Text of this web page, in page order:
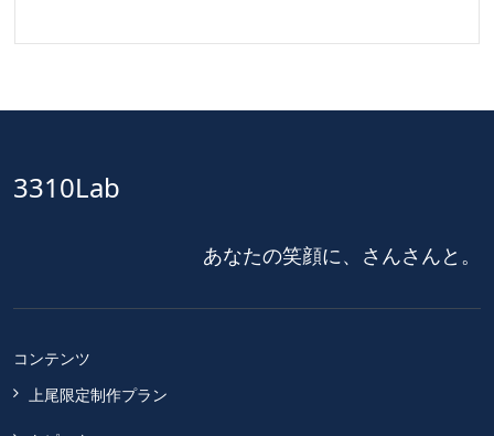
3310Lab
あなたの笑顔に、さんさんと。
コンテンツ
上尾限定制作プラン